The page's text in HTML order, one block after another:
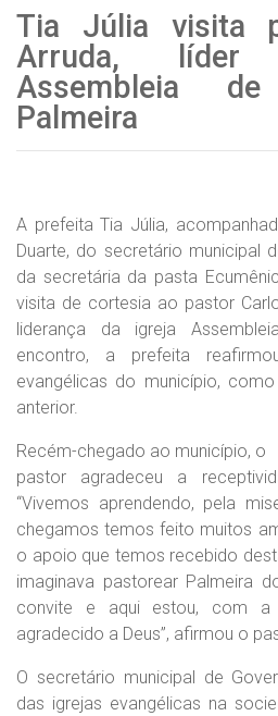
Tia Júlia visita
Arruda,
Assembleia
Palmeira
A prefeita Tia Júlia,
Duarte, do secretário municipal
da secretária da pasta
visita de cortesia ao pastor
liderança da igreja
encontro, a prefeita
evangélicas do município,
anterior.
Recém-chegado ao município, o
pastor agradeceu a
“Vivemos aprendendo, pela
chegamos temos feito muitos
o apoio que temos recebido
imaginava pastorear Palmeira
convite e aqui estou, com a
agradecido a Deus”, afirmou o
O secretário municipal de
das igrejas evangélicas na